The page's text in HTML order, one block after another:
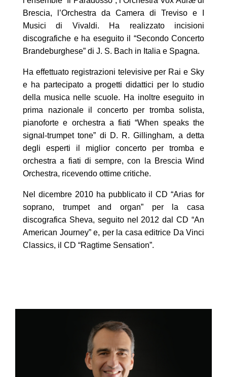
Brescia, l’Orchestra da Camera di Treviso e I
Musici di Vivaldi. Ha realizzato incisioni
discografiche e ha eseguito il “Secondo Concerto
Brandeburghese” di J. S. Bach in Italia e Spagna.
Ha effettuato registrazioni televisive per Rai e Sky
e ha partecipato a progetti didattici per lo studio
della musica nelle scuole. Ha inoltre eseguito in
prima nazionale il concerto per tromba solista,
pianoforte e orchestra a fiati “When speaks the
signal-trumpet tone” di D. R. Gillingham, a detta
degli esperti il miglior concerto per tromba e
orchestra a fiati di sempre, con la Brescia Wind
Orchestra, ricevendo ottime critiche.
Nel dicembre 2010 ha pubblicato il CD “Arias for
soprano, trumpet and organ” per la casa
discografica Sheva, seguito nel 2012 dal CD “An
American Journey” e, per la casa editrice Da Vinci
Classics, il CD “Ragtime Sensation”.